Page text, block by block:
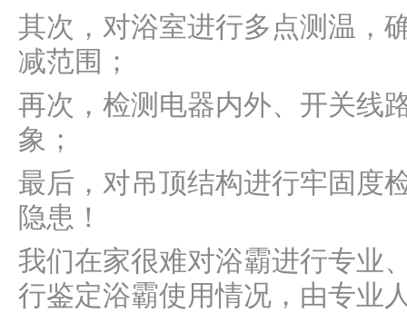
其次，对浴室进行多点测温，
减范围；
再次，检测电器内外、开关线
象；
最后，对吊顶结构进行牢固度
隐患！
我们在家很难对浴霸进行专业
行鉴定浴霸使用情况，由专业